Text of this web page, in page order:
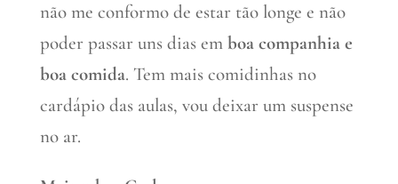
não me conformo de estar tão longe e não
poder passar uns dias em boa companhia e
boa comida. Tem mais comidinhas no
cardápio das aulas, vou deixar um suspense
no ar.